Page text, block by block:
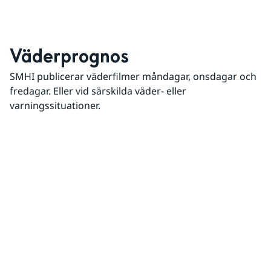
Väderprognos
SMHI publicerar väderfilmer måndagar, onsdagar och
fredagar. Eller vid särskilda väder- eller
varningssituationer.